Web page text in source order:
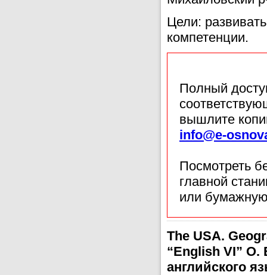
Цели:
компетенции.
Полный
вышлите
info@e-
Посмотреть
главной
или
The USA.
“English VI”
английского